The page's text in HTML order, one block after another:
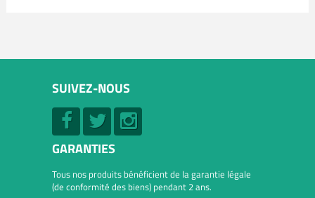
SUIVEZ-NOUS
GARANTIES
Tous nos produits bénéficient de la garantie légale
(de conformité des biens) pendant 2 ans.